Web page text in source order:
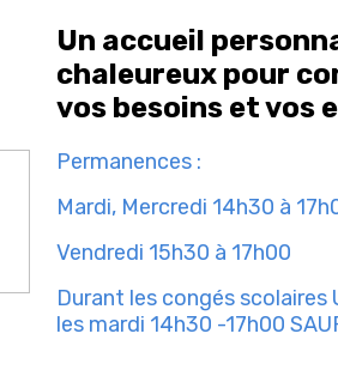
Un accueil
chaleureux pour
vos besoins et vos
Permanences :
Mardi, Mercredi 14h30 à
Vendredi 15h30 à 17h00
Durant les congés scolaires
les mardi 14h30 -17h00